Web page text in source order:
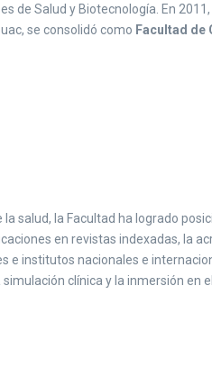
de Salud y Biotecnología. En
se consolidó como Facultad de
salud, la Facultad ha logrado
en revistas indexadas, la
institutos nacionales e
clínica y la inmersión en